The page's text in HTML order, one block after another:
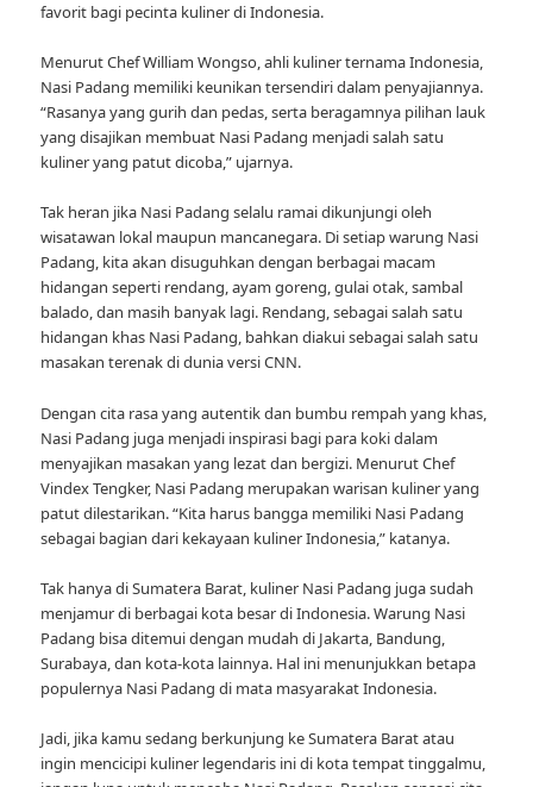
favorit bagi pecinta kuliner di Indonesia.
Menurut Chef William Wongso, ahli kuliner ternama Indonesia,
Nasi Padang memiliki keunikan tersendiri dalam penyajiannya.
“Rasanya yang gurih dan pedas, serta beragamnya pilihan lauk
yang disajikan membuat Nasi Padang menjadi salah satu
kuliner yang patut dicoba,” ujarnya.
Tak heran jika Nasi Padang selalu ramai dikunjungi oleh
wisatawan lokal maupun mancanegara. Di setiap warung Nasi
Padang, kita akan disuguhkan dengan berbagai macam
hidangan seperti rendang, ayam goreng, gulai otak, sambal
balado, dan masih banyak lagi. Rendang, sebagai salah satu
hidangan khas Nasi Padang, bahkan diakui sebagai salah satu
masakan terenak di dunia versi CNN.
Dengan cita rasa yang autentik dan bumbu rempah yang khas,
Nasi Padang juga menjadi inspirasi bagi para koki dalam
menyajikan masakan yang lezat dan bergizi. Menurut Chef
Vindex Tengker, Nasi Padang merupakan warisan kuliner yang
patut dilestarikan. “Kita harus bangga memiliki Nasi Padang
sebagai bagian dari kekayaan kuliner Indonesia,” katanya.
Tak hanya di Sumatera Barat, kuliner Nasi Padang juga sudah
menjamur di berbagai kota besar di Indonesia. Warung Nasi
Padang bisa ditemui dengan mudah di Jakarta, Bandung,
Surabaya, dan kota-kota lainnya. Hal ini menunjukkan betapa
populernya Nasi Padang di mata masyarakat Indonesia.
Jadi, jika kamu sedang berkunjung ke Sumatera Barat atau
ingin mencicipi kuliner legendaris ini di kota tempat tinggalmu,